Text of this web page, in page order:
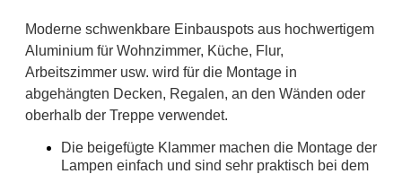
Moderne schwenkbare Einbauspots aus hochwertigem
Aluminium für Wohnzimmer, Küche, Flur,
Arbeitszimmer usw. wird für die Montage in
abgehängten Decken, Regalen, an den Wänden oder
oberhalb der Treppe verwendet.
Die beigefügte Klammer machen die Montage der
Lampen einfach und sind sehr praktisch bei dem